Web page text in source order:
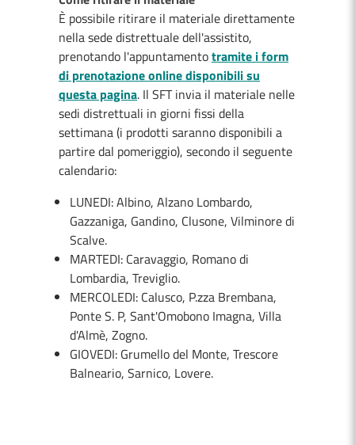
È possibile ritirare il materiale direttamente
nella sede distrettuale dell'assistito,
prenotando l'appuntamentotramite i form
di prenotazione online disponibili su
questa pagina. Il SFT invia il materiale nelle
sedi distrettuali in giorni fissi della
settimana (i prodotti saranno disponibili a
partire dal pomeriggio), secondo il seguente
calendario:
LUNEDI: Albino, Alzano Lombardo,
Gazzaniga, Gandino, Clusone, Vilminore di
Scalve.
MARTEDI: Caravaggio, Romano di
Lombardia, Treviglio.
MERCOLEDI: Calusco, P.zza Brembana,
Ponte S. P, Sant'Omobono Imagna, Villa
d'Almè, Zogno.
GIOVEDI: Grumello del Monte, Trescore
Balneario, Sarnico, Lovere.